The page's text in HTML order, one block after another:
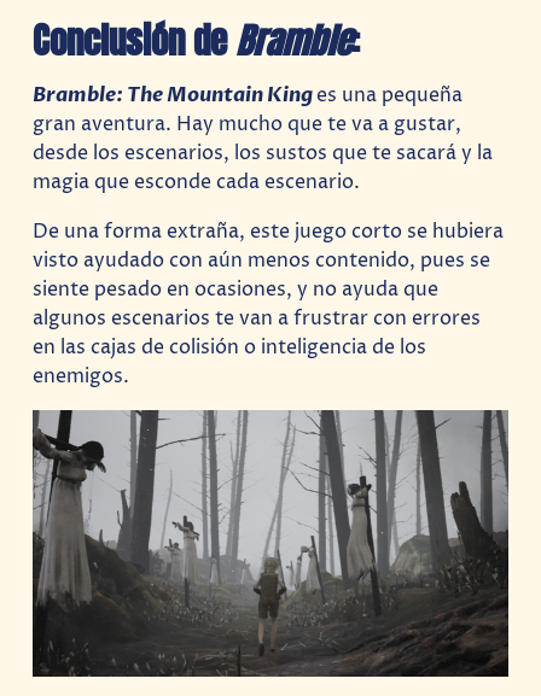
Conclusión deBramble:
Bramble: The Mountain Kinges una pequeña
gran aventura. Hay mucho que te va a gustar,
desde los escenarios, los sustos que te sacará y la
magia que esconde cada escenario.
De una forma extraña, este juego corto se hubiera
visto ayudado con aún menos contenido, pues se
siente pesado en ocasiones, y no ayuda que
algunos escenarios te van a frustrar con errores
en las cajas de colisión o inteligencia de los
enemigos.